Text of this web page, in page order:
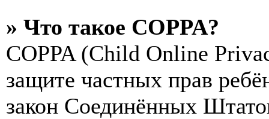
» Что такое COPPA?
COPPA (Child Online
защите частных прав
закон Соединённых